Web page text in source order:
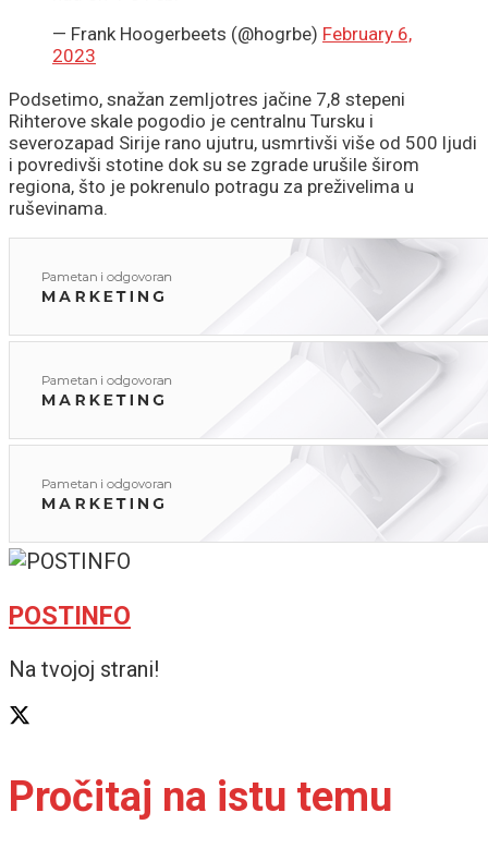
— Frank Hoogerbeets (@hogrbe) February 6,
2023
Podsetimo, snažan zemljotres jačine 7,8 stepeni
Rihterove skale pogodio je centralnu Tursku i
severozapad Sirije rano ujutru, usmrtivši više od 500 ljudi
i povredivši stotine dok su se zgrade urušile širom
regiona, što je pokrenulo potragu za preživelima u
ruševinama.
POSTINFO
Na tvojoj strani!
Pročitaj na istu temu